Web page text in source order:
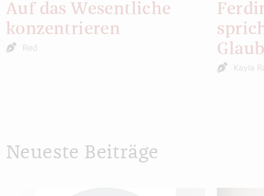
Auf das Wesentliche
konzentrieren
Red
Kayla
Neueste Beiträge